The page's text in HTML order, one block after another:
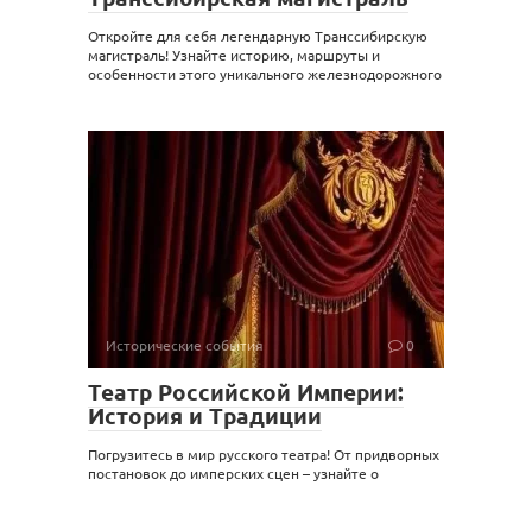
Откройте для себя легендарную Транссибирскую
магистраль! Узнайте историю, маршруты и
особенности этого уникального железнодорожного
Исторические события 0
Театр Российской Империи:
История и Традиции
Погрузитесь в мир русского театра! От придворных
постановок до имперских сцен – узнайте о